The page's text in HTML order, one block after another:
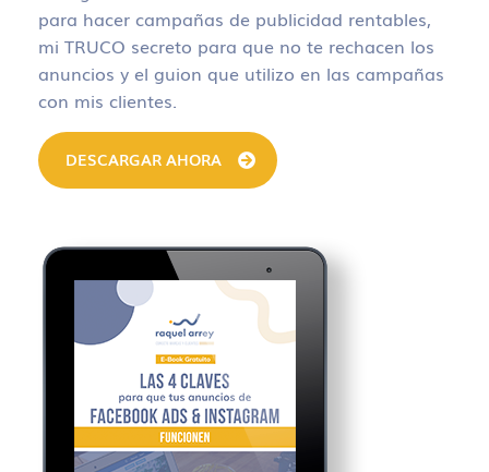
para hacer campañas de publicidad rentables,
mi TRUCO secreto para que no te rechacen los
anuncios y el guion que utilizo en las campañas
con mis clientes.
DESCARGAR AHORA